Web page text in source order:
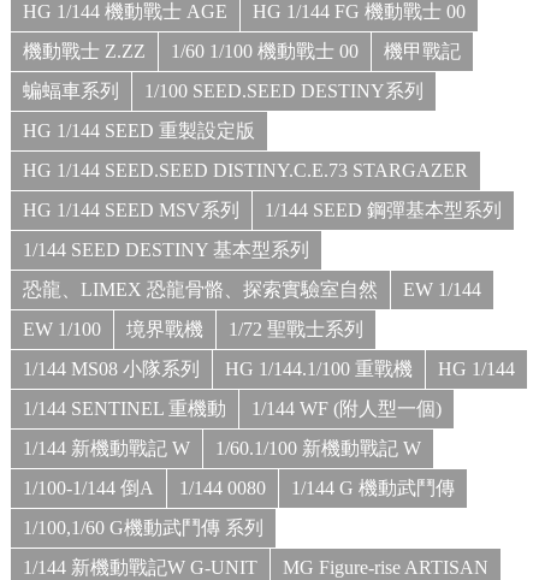
HG 1/144 機動戰士 AGE
HG 1/144 FG 機動戰士 00
機動戰士 Z.ZZ
1/60 1/100 機動戰士 00
機甲戰記
蝙蝠車系列
1/100 SEED.SEED DESTINY系列
HG 1/144 SEED 重製設定版
HG 1/144 SEED.SEED DISTINY.C.E.73 STARGAZER
HG 1/144 SEED MSV系列
1/144 SEED 鋼彈基本型系列
1/144 SEED DESTINY 基本型系列
恐龍、LIMEX 恐龍骨骼、探索實驗室自然
EW 1/144
EW 1/100
境界戰機
1/72 聖戰士系列
1/144 MS08 小隊系列
HG 1/144.1/100 重戰機
HG 1/144
1/144 SENTINEL 重機動
1/144 WF (附人型一個)
1/144 新機動戰記 W
1/60.1/100 新機動戰記 W
1/100-1/144 倒A
1/144 0080
1/144 G 機動武鬥傳
1/100,1/60 G機動武鬥傳 系列
1/144 新機動戰記W G-UNIT
MG Figure-rise ARTISAN